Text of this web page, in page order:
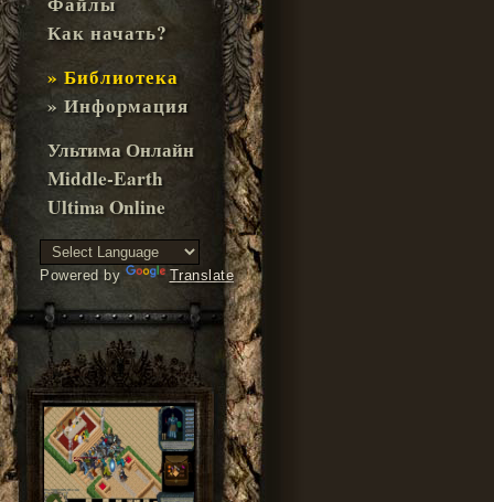
Как начать?
» Библиотека
» Информация
Ультима Онлайн
Middle-Earth
Ultima Online
Powered by Translate